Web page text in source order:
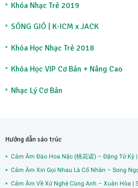
Khóa Nhạc Trẻ 2019
SÓNG GIÓ | K-ICM x JACK
Khóa Học Nhạc Trẻ 2018
Khóa Học VIP Cơ Bản + Nâng Cao
Nhạc Lý Cơ Bản
Hướng dẫn sáo trúc
Cảm Âm Đào Hoa Nặc (桃花诺) – Đặng Tử Kỳ
Cảm Âm Xin Gọi Nhau Là Cố Nhân – Song
Cảm Âm Về Xứ Nghệ Cùng Anh – Xuân Hòa |